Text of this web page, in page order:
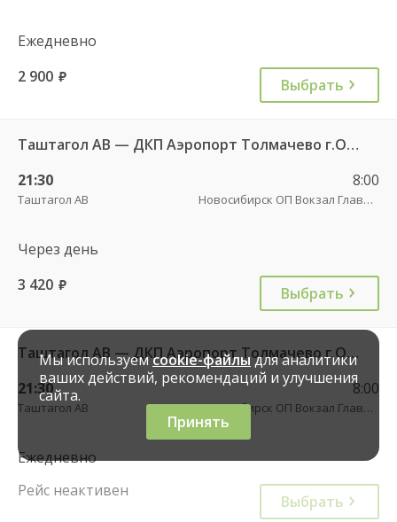
Ежедневно
2 900 руб. Выбрать
Таштагол АВ — ДКП Аэропорт Толмачево г.Обь-2 5650
21:30
Таштагол АВ
8:00
Новосибирск ОП Вокзал Главный (железнодорожная АС )
Через день
3 420 руб. Выбрать
Таштагол АВ — ДКП Аэропорт Толмачево г.Обь-2 5650
21:30
Таштагол АВ
8:00
Новосибирск ОП Вокзал Главный (железнодорожная АС )
Ежедневно
Рейс неактивен
Выбрать
Мы используемcookie-файлыдля аналитики
ваших действий, рекомендаций и улучшения
сайта.
Принять